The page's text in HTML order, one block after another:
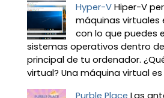
Hyper-V Hiper-V
máquinas virtuales
con lo que puedes
sistemas operativos dentro
principal de tu ordenador.
virtual? Una máquina virtual es
Purble Place Las